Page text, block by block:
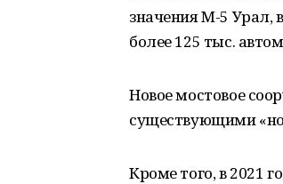
значения М-5 Урал,
более 125 тыс.
Новое мостовое
существующими
Кроме того, в 2021